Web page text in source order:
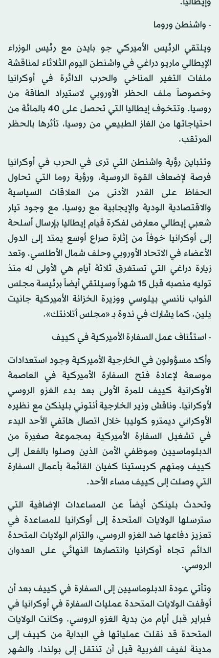
- واشنطن وروما
ويلتقي الرئيس الأميركي جو بايدن مع رئيس الوزراء
الإيطالي ماريو دراغي في واشنطن اليوم الثلاثاء لمناقشة
ملفات التغير المناخي والحرب الدائرة في أوكرانيا
وخصوصاً ملف الحظر الأوروبي لاستيراد الطاقة من
روسيا. وتتخوف إيطاليا التي تحصل على 40 بالمائة من
احتياجاتها من الغاز الطبيعي من روسيا، تأثرها بالحظر
المرتقب.
وتتباين رؤية واشنطن التي ترى في الحرب في أوكرانيا
فرصة لإضعاف القوة الروسية، ورؤية روما التي تحاول
الحفاظ على القدر الأدنى من العلاقات السياسية
والاقتصادية الودية والإيجابية مع روسيا، مع وجود تيار
شعبي إيطالي معارض لفكرة قيام إيطاليا بإرسال أسلحة
إلى أوكرانيا خوفاً من إثارة صراع أوسع يمتد إلى الدول
الأعضاء في الاتحاد الأوروبي وحلف شمال الأطلسي. وتعد
زيارة دراغي التي تستغرق ثلاثة أيام هي الأولى له منذ
توليه منصبه قبل 15 شهراً وسيلتقي أيضاً برئيسة مجلس
النواب نانسي بيلوسي ووزيرة الخزانة الأميركية جانيت
يلين. كما يشارك في ندوة بـ «مجلس أتلانتك».
- استئناف عمل السفارة الأميركية في كييف
وأكد مسؤولون في الخارجية الأميركية وجود استعدادات
موسعة لإعادة فتح السفارة الأميركية في العاصمة
الأوكرانية كييف للمرة الأولى بعد بدء الغزو الروسي
لأوكرانيا. وناقش وزير الخارجية أنتوني بلينكن مع نظيره
الأوكراني ديمترو كوليبا خلال اتصال هاتفي الأحد البدء
في تشغيل السفارة الأميركية بمجموعة صغيرة من
الدبلوماسيين وموظفي الأمن الذين وصلوا بالفعل إلى
كييف ومنهم كريستينا كفيان القائمة بأعمال السفارة
التي وصلت إلى كييف مساء الأحد.
وتحدث بلينكن أيضاً عن المساعدات الإضافية التي
سترسلها الولايات المتحدة إلى أوكرانيا للمساعدة في
تعزيز دفاعها ضد الغزو الروسي، والتزام الولايات المتحدة
الدائم تجاه أوكرانيا وانتصارها النهائي على العدوان
الروسي.
وتأتي عودة الدبلوماسيين إلى السفارة في كييف بعد أن
أوقفت الولايات المتحدة عمليات السفارة في أوكرانيا في
فبراير قبل أيام من بدية الغزو الروسي. وكانت الولايات
المتحدة قد نقلت عملياتها في البداية من كييف إلى
مدينة لفيف الغربية قبل أن تنتقل إلى بولندا. والشهر